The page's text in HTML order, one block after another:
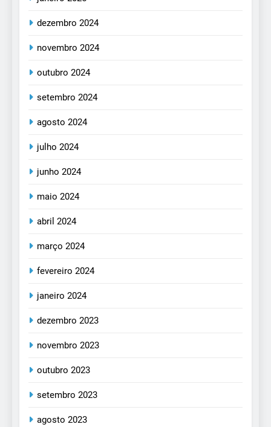
dezembro 2024
novembro 2024
outubro 2024
setembro 2024
agosto 2024
julho 2024
junho 2024
maio 2024
abril 2024
março 2024
fevereiro 2024
janeiro 2024
dezembro 2023
novembro 2023
outubro 2023
setembro 2023
agosto 2023